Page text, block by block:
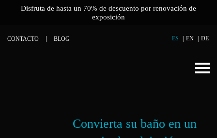
Disfruta de hasta un 70% de descuento por renovación de
exposición
CONTACTO BLOG ES EN DE
Convierta su baño en un